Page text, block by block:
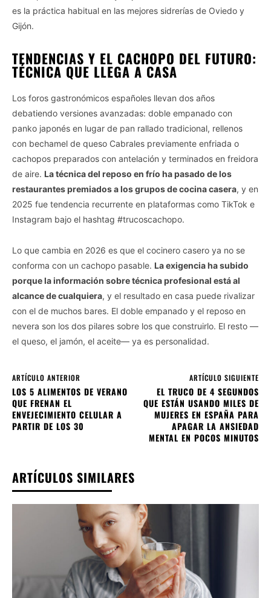
es la práctica habitual en las mejores sidrerías de Oviedo y
Gijón.
TENDENCIAS Y EL CACHOPO DEL FUTURO:
TÉCNICA QUE LLEGA A CASA
Los foros gastronómicos españoles llevan dos años
debatiendo versiones avanzadas: doble empanado con
panko japonés en lugar de pan rallado tradicional, rellenos
con bechamel de queso Cabrales previamente enfriada o
cachopos preparados con antelación y terminados en freidora
de aire. La técnica del reposo en frío ha pasado de los
restaurantes premiados a los grupos de cocina casera, y en
2025 fue tendencia recurrente en plataformas como TikTok e
Instagram bajo el hashtag #trucoscachopo.
Lo que cambia en 2026 es que el cocinero casero ya no se
conforma con un cachopo pasable. La exigencia ha subido
porque la información sobre técnica profesional está al
alcance de cualquiera, y el resultado en casa puede rivalizar
con el de muchos bares. El doble empanado y el reposo en
nevera son los dos pilares sobre los que construirlo. El resto —
el queso, el jamón, el aceite— ya es personalidad.
ARTÍCULO ANTERIOR
LOS 5 ALIMENTOS DE VERANO
QUE FRENAN EL
ENVEJECIMIENTO CELULAR A
PARTIR DE LOS 30
ARTÍCULO SIGUIENTE
EL TRUCO DE 4 SEGUNDOS
QUE ESTÁN USANDO MILES DE
MUJERES EN ESPAÑA PARA
APAGAR LA ANSIEDAD
MENTAL EN POCOS MINUTOS
ARTÍCULOS SIMILARES